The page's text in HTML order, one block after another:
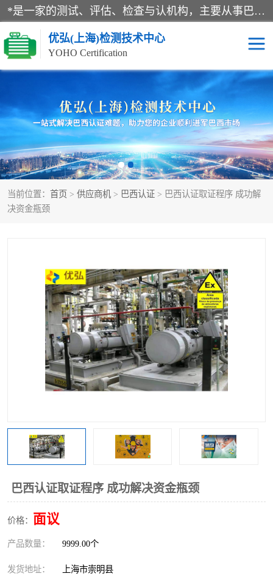
*是一家的测试、评估、检查与认机构，主要从事巴西NR10认证、NR12认证、NR13认证；ANATEL认证、INMTRO认证，欧盟CE认证：MD认证，PED认证，MID认证，ATEX认证，德国蓝色天使认证。
优弘(上海)检测技术中心
YOHO Certification
当前位置： 首页 > 供应商机 > 巴西认证 > 巴西认证取证程序 成功解
决资金瓶颈
巴西认证取证程序 成功解决资金瓶颈
价格： 面议
产品数量： 9999.00个
发货地址： 上海市崇明县
RECYCLASS认证 NR10认证
NR12认证 NR13认证
ART认证 巴西NR认证
巴西认证 RETIE认证